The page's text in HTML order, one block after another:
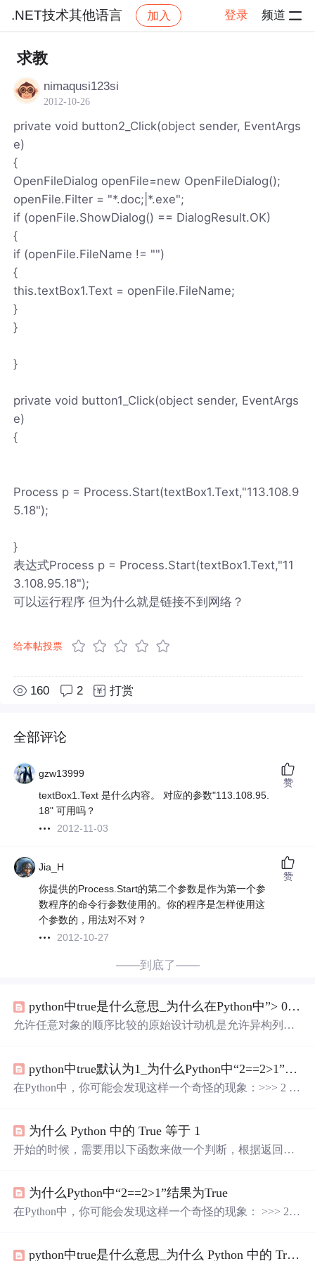
.NET技术其他语言 加入 登录 频道
社区
求教
nimaqusi123si
2012-10-26
private void button2_Click(object sender, EventArgs
e)
{
OpenFileDialog openFile=new OpenFileDialog();
openFile.Filter = "*.doc;|*.exe";
if (openFile.ShowDialog() == DialogResult.OK)
{
if (openFile.FileName != "")
{
this.textBox1.Text = openFile.FileName;
}
}
}
private void button1_Click(object sender, EventArgs
e)
{
Process p = Process.Start(textBox1.Text,"113.108.9
5.18");
}
表达式Process p = Process.Start(textBox1.Text,"11
3.108.95.18");
可以运行程序 但为什么就是链接不到网络？
给本帖投票
160 2 打赏
全部评论
gzw13999
textBox1.Text 是什么内容。 对应的参数"113.108.95.
18" 可用吗？
2012-11-03
赞
Jia_H
你提供的Process.Start的第二个参数是作为第一个参
数程序的命令行参数使用的。你的程序是怎样使用这
个参数的，用法对不对？
2012-10-27
赞
——到底了——
python中true是什么意思_为什么在Python中”> 0 True？
允许任意对象的顺序比较的原始设计动机是允许异构列表
保证。例如，这允许在O(N log N)最坏情况时间中的任何
列表(甚至一个具有非哈希项目)中仅获得唯一项目多年
何列表的能力消失了：如果列表包含...
python中true默认为1_为什么Python中“2==2>1”结果为True
在Python中，你可能会发现这样一个奇怪的现象：>>> 2 =
问题，那么后两个式子为什么又都是False？实际上这涉及
到了Python的 链式对比...
为什么 Python 中的 True 等于 1
开始的时候，需要用以下函数来做一个判断，根据返回的
t: print 'success' else: print 'failed' process() 后来改需求了，要
把失败时返回的结果更细化一些，以便调用的时候可以提
为什么Python中“2==2>1”结果为True
在Python中，你可能会发现这样一个奇怪的现象： >>> 2 =
先级问题，那么后两个式子为什么又都是False？ 实际上python中true是什么意思_为什么 Python 中的 True 等于 1